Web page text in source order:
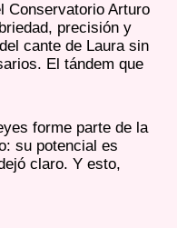
Conservatorio Arturo
precisión y
cante de Laura sin
El tándem que
forme parte de la
su potencial es
claro. Y esto,